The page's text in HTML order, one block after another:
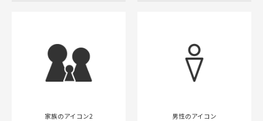
家族のアイコン2 男性のアイコン